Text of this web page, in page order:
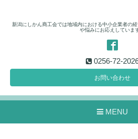
新潟にしかん商工会では地域内における中小企業者の
や悩みにお応えしていま
0256-72-
お問い合わせ
MENU